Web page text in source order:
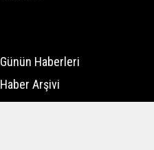
Günün Haberleri
Haber Arşivi